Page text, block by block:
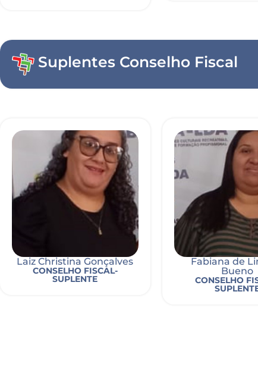
Suplentes Conselho Fiscal
Laiz Christina Gonçalves
CONSELHO FISCAL-
SUPLENTE
Fabiana de
Bueno
CONSELHO